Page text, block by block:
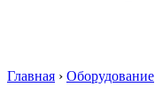
Главная › Оборудование